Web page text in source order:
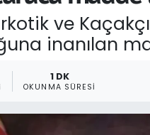
ve
inanılan
1 DK
OKUNMA SÜRESI